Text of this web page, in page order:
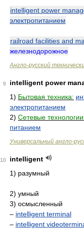
intelligent power
электропитанием
railroad facilities and
железнодорожное
Англо-русский
9
intelligent power
1) Бытовая техника:
электропитанием
2) Сетевые
питанием
Универсальный англо-
10
intelligent
1) разумный
2) умный
3) осмысленный
– intelligent terminal
– intelligent